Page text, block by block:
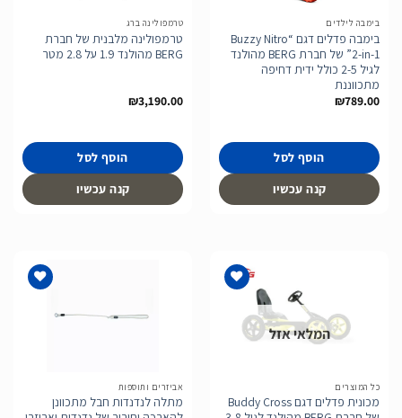
בימבה לילדים
בימבה פדלים דגם “Buzzy Nitro
2-in-1” של חברת BERG מהולנד
לגיל 2-5 כולל ידית דחיפה
מתכווננת
₪789.00
הוסף לסל
קנה עכשיו
טרמפולינה ברג
טרמפולינה מלבנית של חברת
BERG מהולנד 1.9 על 2.8 מטר
₪3,190.00
הוסף לסל
קנה עכשיו
המלאי אזל
כל המוצרים
מכונית פדלים דגם Buddy Cross
אביזרים ותוספות
מתלה לנדנדות חבל מתכוונן